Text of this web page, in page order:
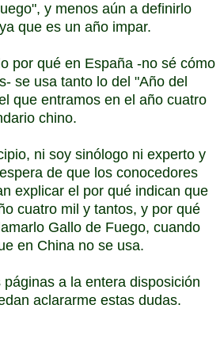
y menos aún a definirlo
que es un año impar.
por qué en España -no sé cómo
se usa tanto lo del "Año del
que entramos en el año cuatro
chino.
ni soy sinólogo ni experto y
de que los conocedores
explicar el por qué indican que
cuatro mil y tantos, y por qué
Gallo de Fuego, cuando
en China no se usa.
a la entera disposición
aclararme estas dudas.